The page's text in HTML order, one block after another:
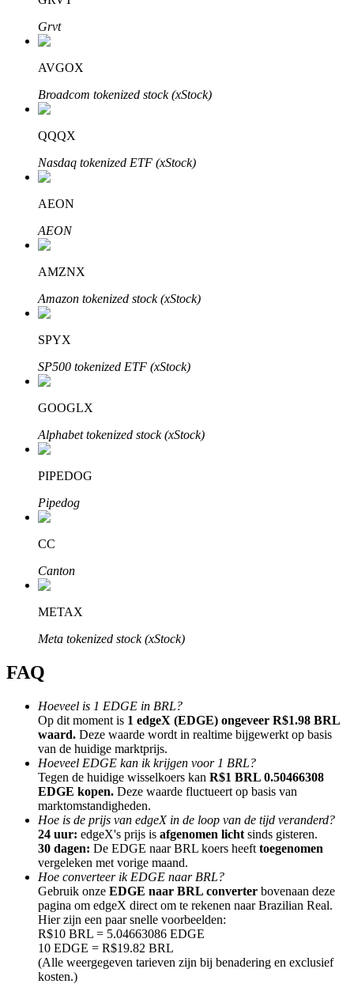
Auto Invest
Grijp langetermijnwinst en flexibele belangen
Bitrue
Bitrue-partners
Bitrue Affiliates
Tot 65% commissies!
Doorverwijzing
Nodig een vriend uit om contante beloningen te ontvangen
BTC Welcome Rewards
Grvt
AVGOX
Broadcom tokenized stock (xStock)
QQQX
Nasdaq tokenized ETF (xStock)
AEON
AEON
AMZNX
Amazon tokenized stock (xStock)
SPYX
SP500 tokenized ETF (xStock)
GOOGLX
Alphabet tokenized stock (xStock)
PIPEDOG
Pipedog
CC
Canton
METAX
Meta tokenized stock (xStock)
FAQ
Hoeveel is 1 EDGE in BRL?
Op dit moment is 1 edgeX (EDGE) ongeveer R$1.98 BRL
waard. Deze waarde wordt in realtime bijgewerkt op basis
van de huidige marktprijs.
Hoeveel EDGE kan ik krijgen voor 1 BRL?
Tegen de huidige wisselkoers kan R$1 BRL 0.50466308
EDGE kopen. Deze waarde fluctueert op basis van
marktomstandigheden.
Hoe is de prijs van edgeX in de loop van de tijd veranderd?
24 uur: edgeX's prijs is afgenomen licht sinds gisteren.
30 dagen: De EDGE naar BRL koers heeft toegenomen
vergeleken met vorige maand.
Hoe converteer ik EDGE naar BRL?
Gebruik onze EDGE naar BRL converter bovenaan deze
pagina om edgeX direct om te rekenen naar Brazilian Real.
Hier zijn een paar snelle voorbeelden:
R$10 BRL = 5.04663086 EDGE
10 EDGE = R$19.82 BRL
(Alle weergegeven tarieven zijn bij benadering en exclusief
kosten.)